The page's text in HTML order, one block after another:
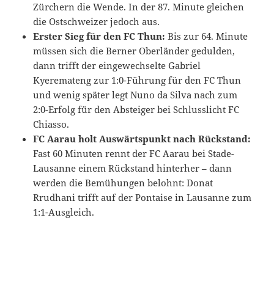
Zürchern die Wende. In der 87. Minute gleichen
die Ostschweizer jedoch aus.
Erster Sieg für den FC Thun: Bis zur 64. Minute
müssen sich die Berner Oberländer gedulden,
dann trifft der eingewechselte Gabriel
Kyeremateng zur 1:0-Führung für den FC Thun
und wenig später legt Nuno da Silva nach zum
2:0-Erfolg für den Absteiger bei Schlusslicht FC
Chiasso.
FC Aarau holt Auswärtspunkt nach Rückstand:
Fast 60 Minuten rennt der FC Aarau bei Stade-
Lausanne einem Rückstand hinterher – dann
werden die Bemühungen belohnt: Donat
Rrudhani trifft auf der Pontaise in Lausanne zum
1:1-Ausgleich.